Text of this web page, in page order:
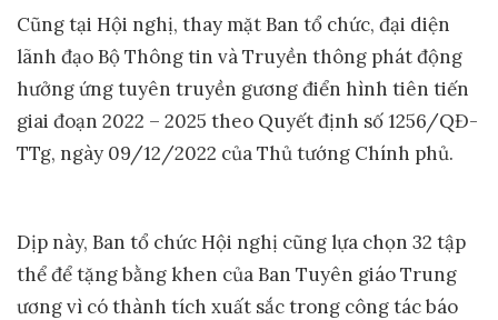
Cũng tại Hội nghị, thay mặt Ban tổ chức, đại diện
lãnh đạo Bộ Thông tin và Truyền thông phát động
hưởng ứng tuyên truyền gương điển hình tiên tiến
giai đoạn 2022 – 2025 theo Quyết định số 1256/QĐ-
TTg, ngày 09/12/2022 của Thủ tướng Chính phủ.
Dịp này, Ban tổ chức Hội nghị cũng lựa chọn 32 tập
thể để tặng bằng khen của Ban Tuyên giáo Trung
ương vì có thành tích xuất sắc trong công tác báo